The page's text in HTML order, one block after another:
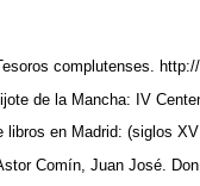
complutenses.
de la Mancha: IV
libros en Madrid: (siglos
Comín, Juan José.